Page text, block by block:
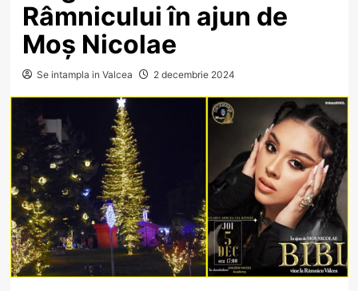
Râmnicului în ajun de
Moș Nicolae
Se intampla in Valcea 2 decembrie 2024